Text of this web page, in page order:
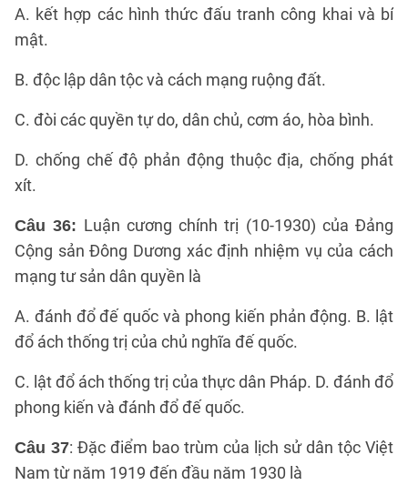
A. kết hợp các hình thức đấu tranh công khai và bí
mật.
B. độc lập dân tộc và cách mạng ruộng đất.
C. đòi các quyền tự do, dân chủ, cơm áo, hòa bình.
D. chống chế độ phản động thuộc địa, chống phát
xít.
Câu 36: Luận cương chính trị (10-1930) của Đảng
Cộng sản Đông Dương xác định nhiệm vụ của cách
mạng tư sản dân quyền là
A. đánh đổ đế quốc và phong kiến phản động. B. lật
đổ ách thống trị của chủ nghĩa đế quốc.
C. lật đổ ách thống trị của thực dân Pháp. D. đánh đổ
phong kiến và đánh đổ đế quốc.
Câu 37: Đặc điểm bao trùm của lịch sử dân tộc Việt
Nam từ năm 1919 đến đầu năm 1930 là